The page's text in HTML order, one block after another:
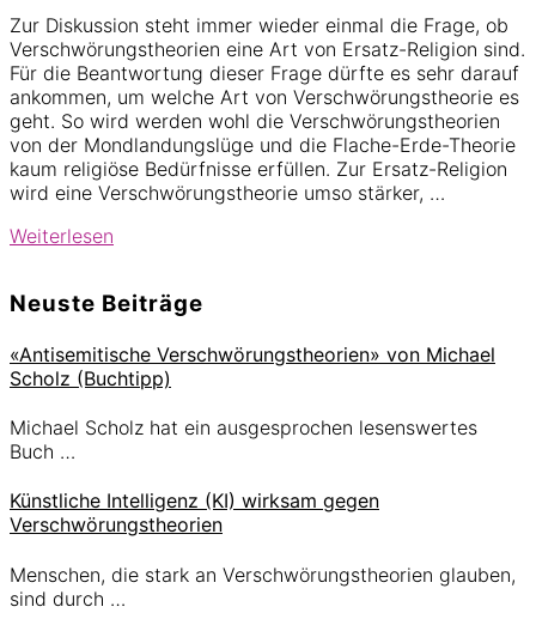
Zur Diskussion steht immer wieder einmal die Frage, ob
Verschwörungstheorien eine Art von Ersatz-Religion sind.
Für die Beantwortung dieser Frage dürfte es sehr darauf
ankommen, um welche Art von Verschwörungstheorie es
geht. So wird werden wohl die Verschwörungstheorien
von der Mondlandungslüge und die Flache-Erde-Theorie
kaum religiöse Bedürfnisse erfüllen. Zur Ersatz-Religion
wird eine Verschwörungstheorie umso stärker, …
Verschwörungstheorien
Religion?
Weiterlesen
Seitenspalte
Neuste Beiträge
«Antisemitische Verschwörungstheorien» von Michael
Scholz (Buchtipp)
Michael Scholz hat ein ausgesprochen lesenswertes
Buch …
Künstliche Intelligenz (KI) wirksam gegen
Verschwörungstheorien
Menschen, die stark an Verschwörungstheorien glauben,
sind durch …